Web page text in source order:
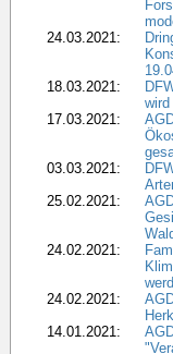
24.03.2021:
18.03.2021:
17.03.2021:
03.03.2021:
25.02.2021:
24.02.2021:
24.02.2021:
14.01.2021: